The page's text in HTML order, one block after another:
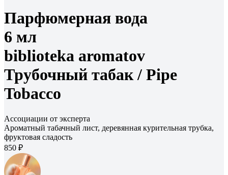
Парфюмерная вода
6 мл
biblioteka aromatov
Трубочный табак / Pipe
Tobacco
Ассоциации от эксперта
Ароматный табачный лист, деревянная курительная трубка,
фруктовая сладость
850 ₽